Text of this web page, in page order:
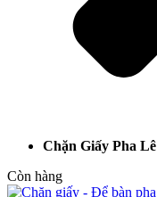
Chặn Giấy Pha Lê
Còn hàng